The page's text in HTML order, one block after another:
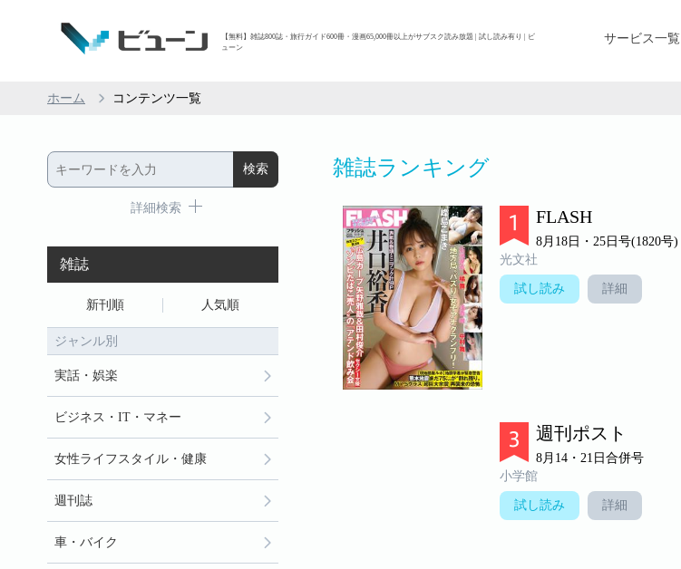
【無料】雑誌800誌・旅行ガイド600冊・漫画65,000冊以上がサブスク読み放題 | 試し読み有り | ビ
ューン
サービス一覧
ホーム コンテンツ一覧
雑誌ランキング
FLASH
8月18日・25日号(1820号)
光文社
試し読み 詳細
週刊ポスト
8月14・21日合併号
小学館
試し読み 詳細
詳細検索
雑誌
新刊順 人気順
ジャンル別
実話・娯楽
ビジネス・IT・マネー
女性ライフスタイル・健康
週刊誌
車・バイク